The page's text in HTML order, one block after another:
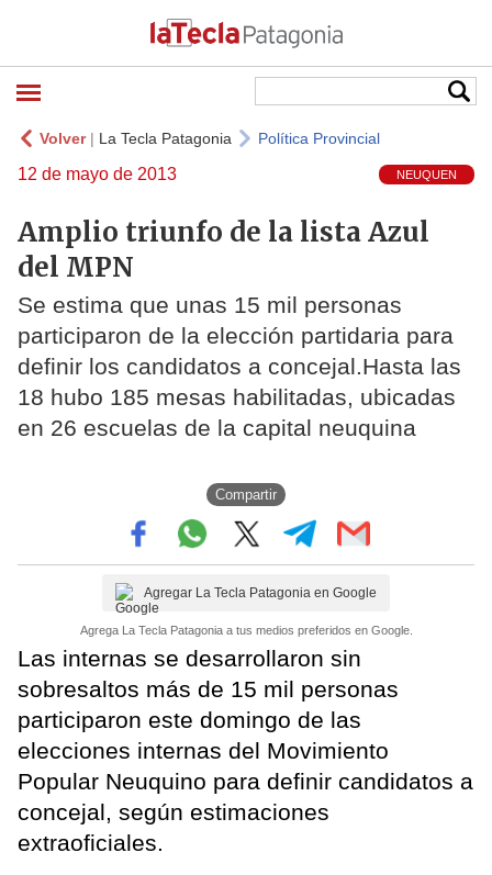
Volver| La Tecla Patagonia Política Provincial
12 de mayo de 2013 NEUQUEN
Amplio triunfo de la lista Azul
del MPN
Se estima que unas 15 mil personas
participaron de la elección partidaria para
definir los candidatos a concejal.Hasta las
18 hubo 185 mesas habilitadas, ubicadas
en 26 escuelas de la capital neuquina
Compartir
Agregar La Tecla Patagonia en Google
Agrega La Tecla Patagonia a tus medios preferidos en Google.
Las internas se desarrollaron sin
sobresaltos más de 15 mil personas
participaron este domingo de las
elecciones internas del Movimiento
Popular Neuquino para definir candidatos a
concejal, según estimaciones
extraoficiales.